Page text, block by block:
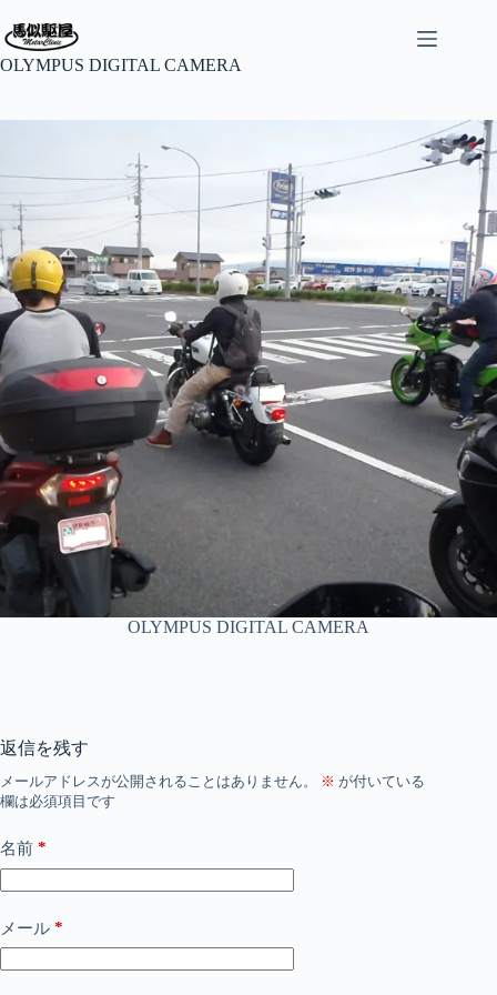
ン
テ
へ
キ
OLYMPUS DIGITAL CAMERA
OLYMPUS DIGITAL CAMERA
返信を残す
メールアドレスが公開されることはありません。 ※ が付いている
欄は必須項目です
名前 *
メール *